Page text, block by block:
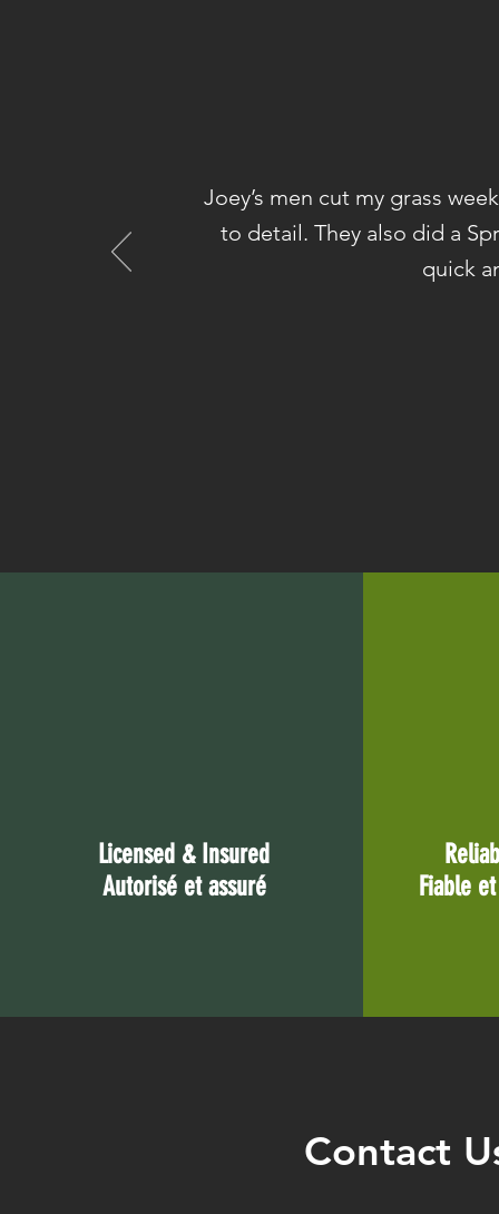
Joey’s men cut my grass
to detail. They also did a
quick
Licensed & Insured
Autorisé et assuré
Fiable
Contact